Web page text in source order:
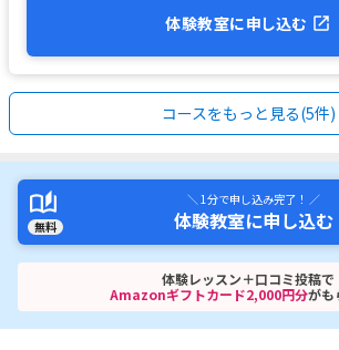
体験教室に申し込む
コースをもっと見る(5件)
無料
＼ 1分で申し込み完了！ ／
体験教室に申し込む
体験レッスン＋口コミ投稿で
Amazonギフトカード2,000円分がも